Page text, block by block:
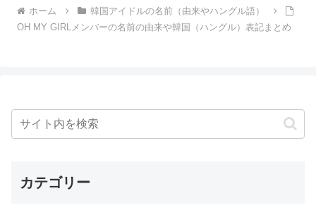
ホーム
韓国アイドルの名前（由来やハングル語）
OH MY GIRLメンバーの名前の由来や韓国（ハングル）表記まとめ
カテゴリー